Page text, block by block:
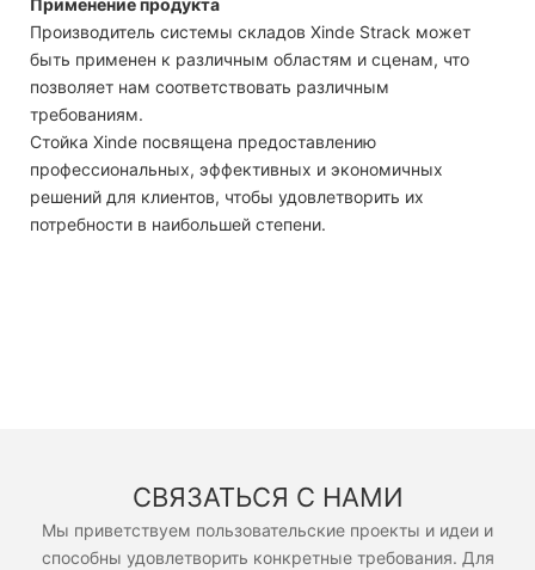
Применение продукта
Производитель системы складов Xinde Strack может
быть применен к различным областям и сценам, что
позволяет нам соответствовать различным
требованиям.
Стойка Xinde посвящена предоставлению
профессиональных, эффективных и экономичных
решений для клиентов, чтобы удовлетворить их
потребности в наибольшей степени.
СВЯЗАТЬСЯ С НАМИ
Мы приветствуем пользовательские проекты и идеи и
способны удовлетворить конкретные требования. Для